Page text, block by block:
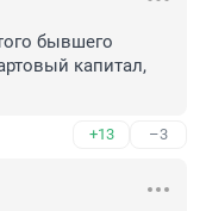
бывшего
капитал,
+13 –3